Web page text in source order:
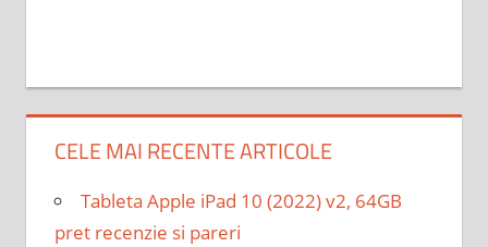
CELE MAI RECENTE ARTICOLE
Tableta Apple iPad 10 (2022) v2, 64GB
pret recenzie si pareri